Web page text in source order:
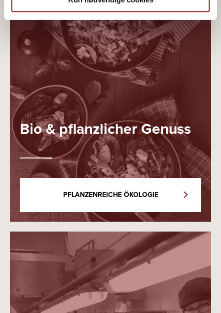
Bio & pflanzlicher Genuss
PFLANZENREICHE ÖKOLOGIE